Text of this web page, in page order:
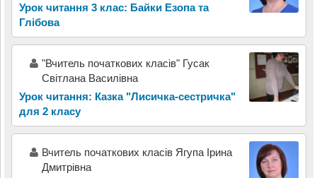
Урок читання 3 клас: Байки Езопа та
Глібова
"Вчитель початкових класів" Гусак
Світлана Василівна
Урок читання: Казка "Лисичка-сестричка"
для 2 класу
Вчитель початкових класів Ягупа Ірина
Дмитрівна